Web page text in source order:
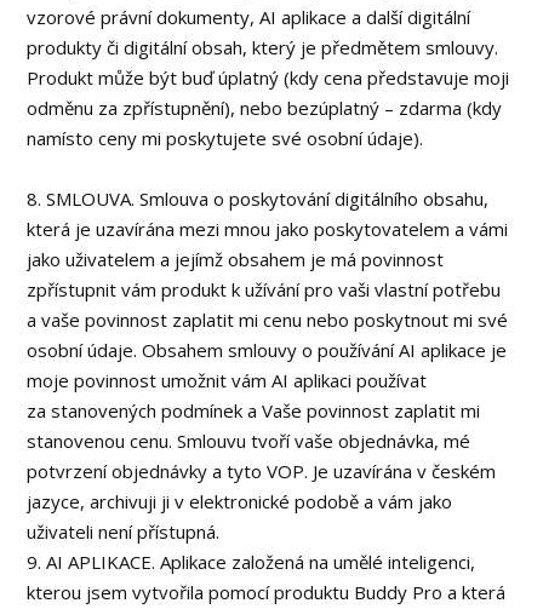
vzorové právní dokumenty, AI aplikace a další digitální
produkty či digitální obsah, který je předmětem smlouvy.
Produkt může být buď úplatný (kdy cena představuje moji
odměnu za zpřístupnění), nebo bezúplatný – zdarma (kdy
namísto ceny mi poskytujete své osobní údaje).
8. SMLOUVA. Smlouva o poskytování digitálního obsahu,
která je uzavírána mezi mnou jako poskytovatelem a vámi
jako uživatelem a jejímž obsahem je má povinnost
zpřístupnit vám produkt k užívání pro vaši vlastní potřebu
a vaše povinnost zaplatit mi cenu nebo poskytnout mi své
osobní údaje. Obsahem smlouvy o používání AI aplikace je
moje povinnost umožnit vám AI aplikaci používat
za stanovených podmínek a Vaše povinnost zaplatit mi
stanovenou cenu. Smlouvu tvoří vaše objednávka, mé
potvrzení objednávky a tyto VOP. Je uzavírána v českém
jazyce, archivuji ji v elektronické podobě a vám jako
uživateli není přístupná.
9. AI APLIKACE. Aplikace založená na umělé inteligenci,
kterou jsem vytvořila pomocí produktu Buddy Pro a která